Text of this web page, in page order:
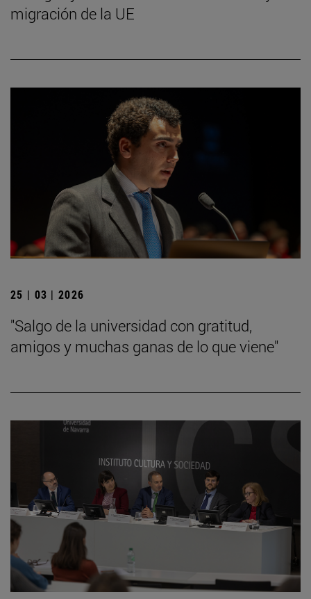
migración de la UE
25 | 03 | 2026
"Salgo de la universidad con gratitud,
amigos y muchas ganas de lo que viene"